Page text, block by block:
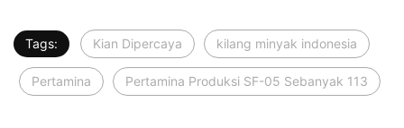
Tags: Kian Dipercaya kilang minyak indonesia
Pertamina Pertamina Produksi SF-05 Sebanyak 113